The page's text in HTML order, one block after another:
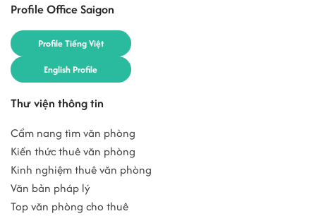
Profile Office Saigon
Profile Tiếng Việt
English Profile
Thư viện thông tin
Cẩm nang tìm văn phòng
Kiến thức thuê văn phòng
Kinh nghiệm thuê văn phòng
Văn bản pháp lý
Top văn phòng cho thuê